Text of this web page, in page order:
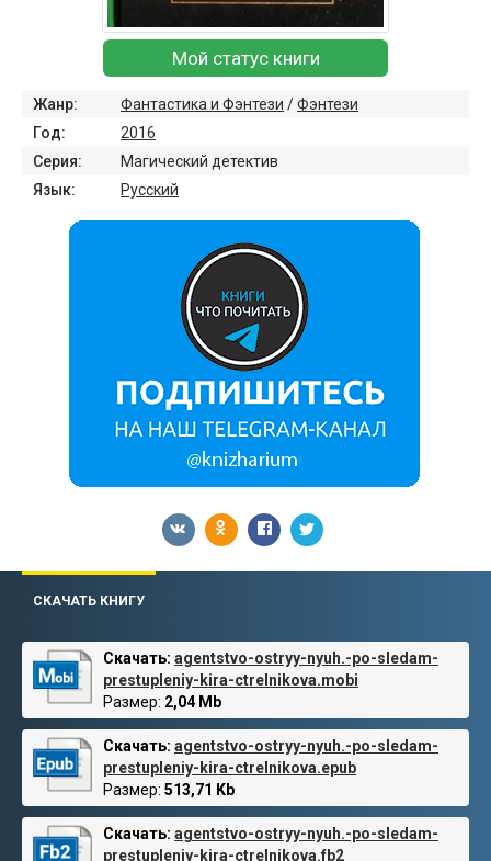
Мой статус книги
Жанр: Фантастика и Фэнтези /Фэнтези
Год:
2016
Серия:
Магический детектив
Язык:
Русский
СКАЧАТЬ КНИГУ
Скачать: agentstvo-ostryy-nyuh.-po-sledam-
prestupleniy-kira-ctrelnikova.mobi
Размер: 2,04 Mb
Скачать: agentstvo-ostryy-nyuh.-po-sledam-
prestupleniy-kira-ctrelnikova.epub
Размер: 513,71 Kb
Скачать: agentstvo-ostryy-nyuh.-po-sledam-
prestupleniy-kira-ctrelnikova.fb2